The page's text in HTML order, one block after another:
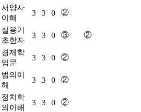
서양사
이해
3 3 0 ②
실용기
초한자
3 3 0 ③ ②
경제학
입문
3 3 0 ②
법의이
해
3 3 0 ②
정치학
의이해
3 3 0 ②